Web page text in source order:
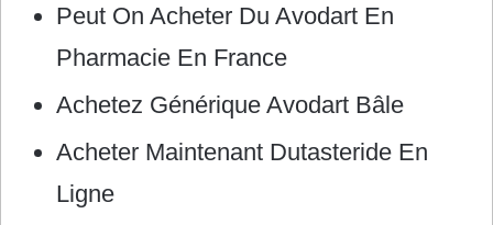
Peut On Acheter Du Avodart En
Pharmacie En France
Achetez Générique Avodart Bâle
Acheter Maintenant Dutasteride En
Ligne